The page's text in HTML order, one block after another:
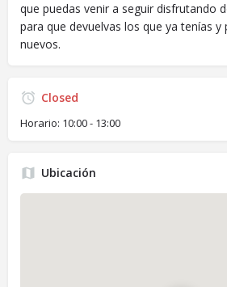
que puedas venir a seguir disfrutando
para que devuelvas los que ya tenías y
nuevos.
Closed
Horario: 10:00 - 13:00
Ubicación